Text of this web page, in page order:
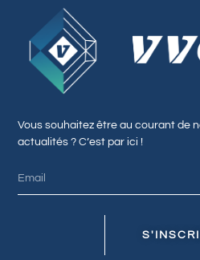
Vous souhaitez être au courant de
actualités ? C’est par ici !